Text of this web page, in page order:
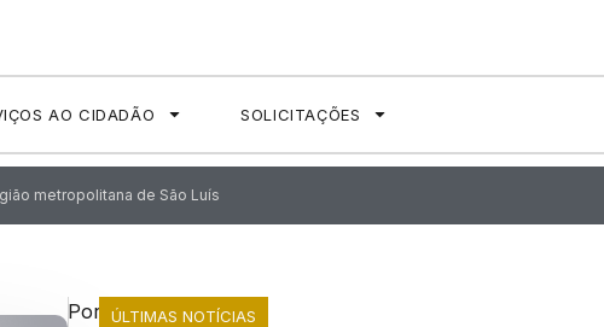
AO CIDADÃO SOLICITAÇÕES
metropolitana de São Luís
Por Sandra
ÚLTIMAS NOTÍCIAS